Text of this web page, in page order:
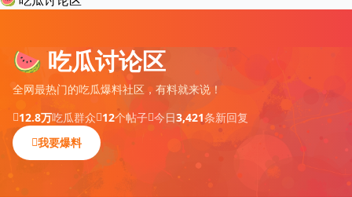
🍉 吃瓜讨论区
全网最热门的吃瓜爆料社区，有料就来说！
12.8万吃瓜群众 12个帖子 今日3,421条新回复
我要爆料